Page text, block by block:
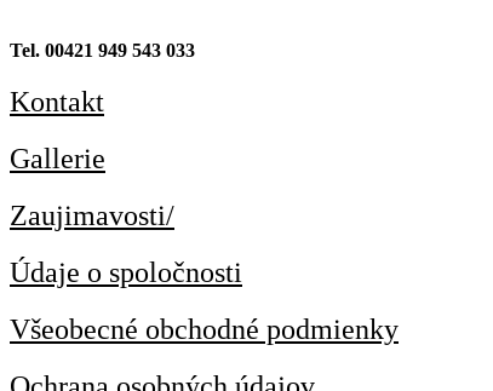
Tel. 00421 949 543 033
Kontakt
Gallerie
Zaujimavosti/
Údaje o spoločnosti
Všeobecné obchodné podmienky